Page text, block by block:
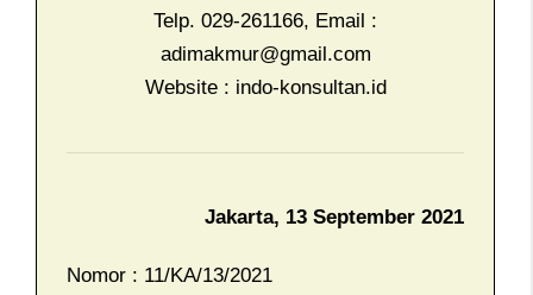
Telp. 029-261166, Email :
adimakmur@gmail.com
Website : indo-konsultan.id
Jakarta, 13 September 2021
Nomor : 11/KA/13/2021